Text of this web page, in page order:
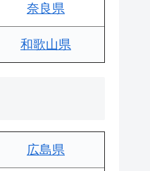
奈良県
和歌山県
広島県